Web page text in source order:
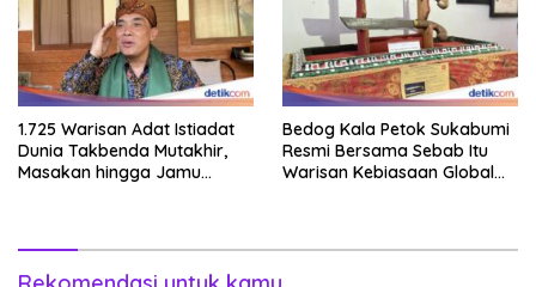
1.725 Warisan Adat Istiadat
Dunia Takbenda Mutakhir,
Masakan hingga Jamu
Bedog Kala Petok Sukabumi
Resmi Bersama Sebab Itu
Warisan Kebiasaan Global